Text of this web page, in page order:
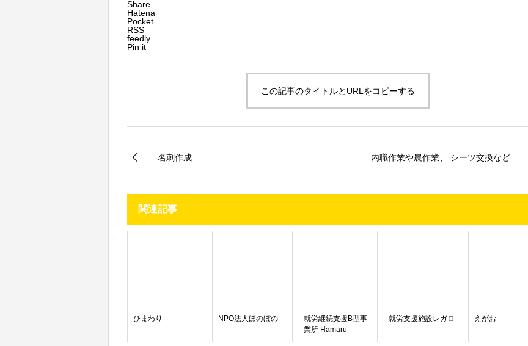
Share
Hatena
Pocket
RSS
feedly
Pin it
この記事のタイトルとURLをコピーする
名刺作成 内職作業や農作業、 シーツ交換など
関連記事
ひまわり NPO法人ほのぼの
就労継続支援B型事
業所 Hamaru
就労支援施設レガロ えがお